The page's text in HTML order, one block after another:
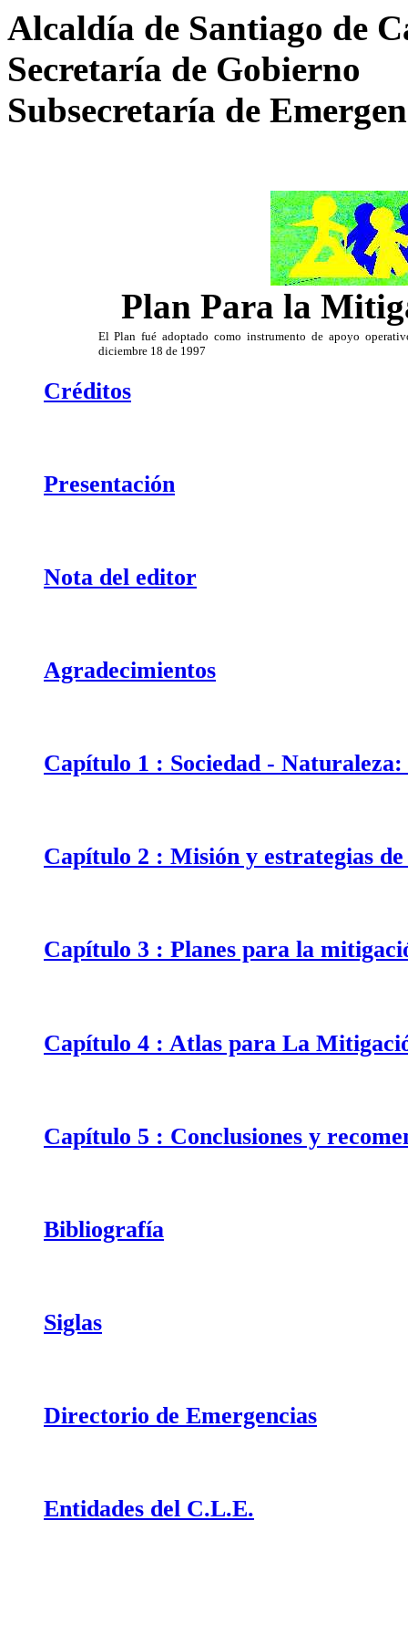
Alcaldía de Santiago de
Secretaría de Gobierno
Subsecretaría de
Plan Para la
El Plan fué adoptado como instrumento de apoyo
diciembre 18 de 1997
Créditos
Presentación
Nota del editor
Agradecimientos
Capítulo 1 : Sociedad -
Capítulo 2 : Misión y estrategias
Capítulo 3 : Planes para la
Capítulo 4 : Atlas para La
Capítulo 5 : Conclusiones y
Bibliografía
Siglas
Directorio de Emergencias
Entidades del C.L.E.